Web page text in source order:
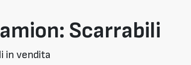
Scarrabili
in vendita